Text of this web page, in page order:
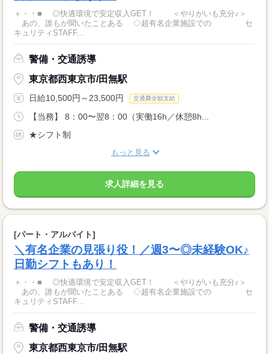
＋・・■ ◎快適環境で安定収入GET！ ＜やりがいも充分♪＞
あの、誰もが聞いたことある ◇超有名企業施設での セ
キュリティSTAFF...
警備・交通誘導
東京都西東京市/田無駅
日給10,500円～23,500円 交通費全額支給
【当務】 8：00〜翌8：00（実働16h／休憩8h...
★シフト制
もっと見る
求人詳細を見る
[パート・アルバイト]
＼有名企業の見張り役！／週3〜◎未経験OK♪
日勤シフトもあり！
＋・・■ ◎快適環境で安定収入GET！ ＜やりがいも充分♪＞
あの、誰もが聞いたことある ◇超有名企業施設での セ
キュリティSTAFF...
警備・交通誘導
東京都西東京市/田無駅